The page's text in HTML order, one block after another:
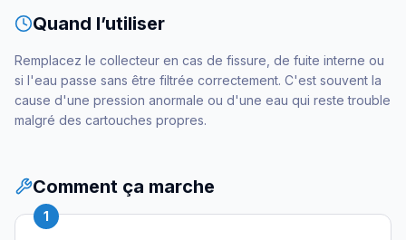
Quand l’utiliser
Remplacez le collecteur en cas de fissure, de fuite interne ou
si l'eau passe sans être filtrée correctement. C'est souvent la
cause d'une pression anormale ou d'une eau qui reste trouble
malgré des cartouches propres.
Comment ça marche
1